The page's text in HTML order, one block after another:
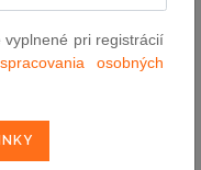
Holásek &
Ivan Rameš a
pri registrácií
osobných